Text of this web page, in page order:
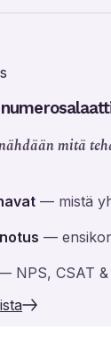
mitä
— mistä
—
NPS, CSAT